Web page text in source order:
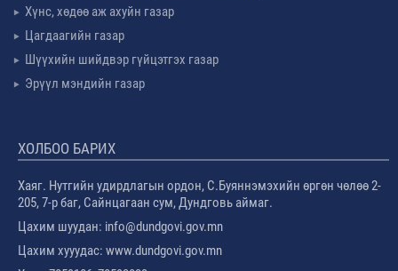
Хүнс, хөдөө аж ахуйн газар
Цагдаагийн газар
Шүүхийн шийдвэр гүйцэтгэх газар
Эрүүл мэндийн газар
ХОЛБОО БАРИХ
Хаяг. Нутгийн удирдлагын ордон, С.Буяннэмэхийн өргөн чөлөө 2-
205, 7-р баг, Сайнцагаан сум, Дундговь аймаг.
Цахим шуудан: info@dundgovi.gov.mn
Цахим хууудас: www.dundgovi.gov.mn